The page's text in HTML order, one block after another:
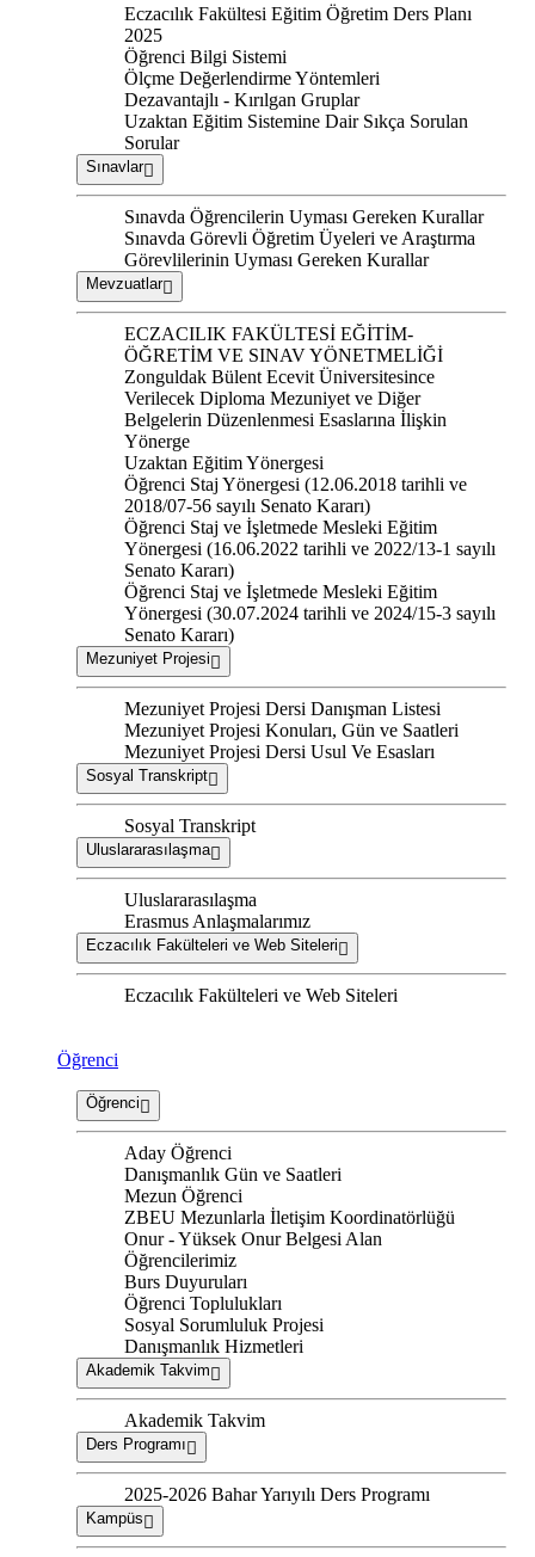
Eczacılık Fakültesi Eğitim Öğretim Ders Planı
2025
Öğrenci Bilgi Sistemi
Ölçme Değerlendirme Yöntemleri
Dezavantajlı - Kırılgan Gruplar
Uzaktan Eğitim Sistemine Dair Sıkça Sorulan
Sorular
Sınavlar
Sınavda Öğrencilerin Uyması Gereken Kurallar
Sınavda Görevli Öğretim Üyeleri ve Araştırma
Görevlilerinin Uyması Gereken Kurallar
Mevzuatlar
ECZACILIK FAKÜLTESİ EĞİTİM-
ÖĞRETİM VE SINAV YÖNETMELİĞİ
Zonguldak Bülent Ecevit Üniversitesince
Verilecek Diploma Mezuniyet ve Diğer
Belgelerin Düzenlenmesi Esaslarına İlişkin
Yönerge
Uzaktan Eğitim Yönergesi
Öğrenci Staj Yönergesi (12.06.2018 tarihli ve
2018/07-56 sayılı Senato Kararı)
Öğrenci Staj ve İşletmede Mesleki Eğitim
Yönergesi (16.06.2022 tarihli ve 2022/13-1 sayılı
Senato Kararı)
Öğrenci Staj ve İşletmede Mesleki Eğitim
Yönergesi (30.07.2024 tarihli ve 2024/15-3 sayılı
Senato Kararı)
Mezuniyet Projesi
Mezuniyet Projesi Dersi Danışman Listesi
Mezuniyet Projesi Konuları, Gün ve Saatleri
Mezuniyet Projesi Dersi Usul Ve Esasları
Sosyal Transkript
Sosyal Transkript
Uluslararasılaşma
Uluslararasılaşma
Erasmus Anlaşmalarımız
Eczacılık Fakülteleri ve Web Siteleri
Eczacılık Fakülteleri ve Web Siteleri
Öğrenci
Öğrenci
Aday Öğrenci
Danışmanlık Gün ve Saatleri
Mezun Öğrenci
ZBEU Mezunlarla İletişim Koordinatörlüğü
Onur - Yüksek Onur Belgesi Alan
Öğrencilerimiz
Burs Duyuruları
Öğrenci Toplulukları
Sosyal Sorumluluk Projesi
Danışmanlık Hizmetleri
Akademik Takvim
Akademik Takvim
Ders Programı
2025-2026 Bahar Yarıyılı Ders Programı
Kampüs